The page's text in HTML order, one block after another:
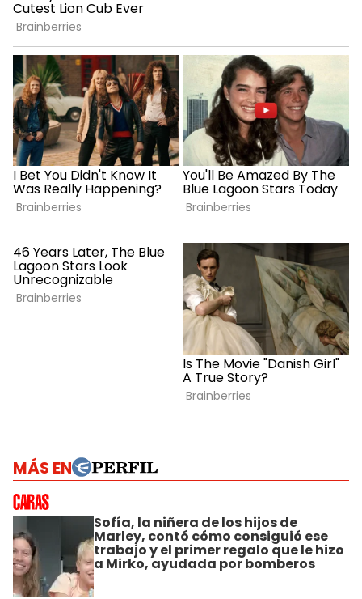
MÁS EN
Sofía, la niñera de los hijos de
Marley, contó cómo consiguió ese
trabajo y el primer regalo que le hizo
a Mirko, ayudada por bomberos